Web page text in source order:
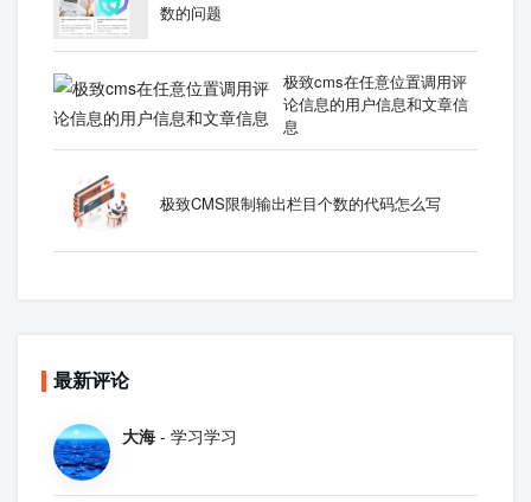
数的问题
极致cms在任意位置调用评
论信息的用户信息和文章信
息
极致CMS限制输出栏目个数的代码怎么写
最新评论
大海 - 学习学习